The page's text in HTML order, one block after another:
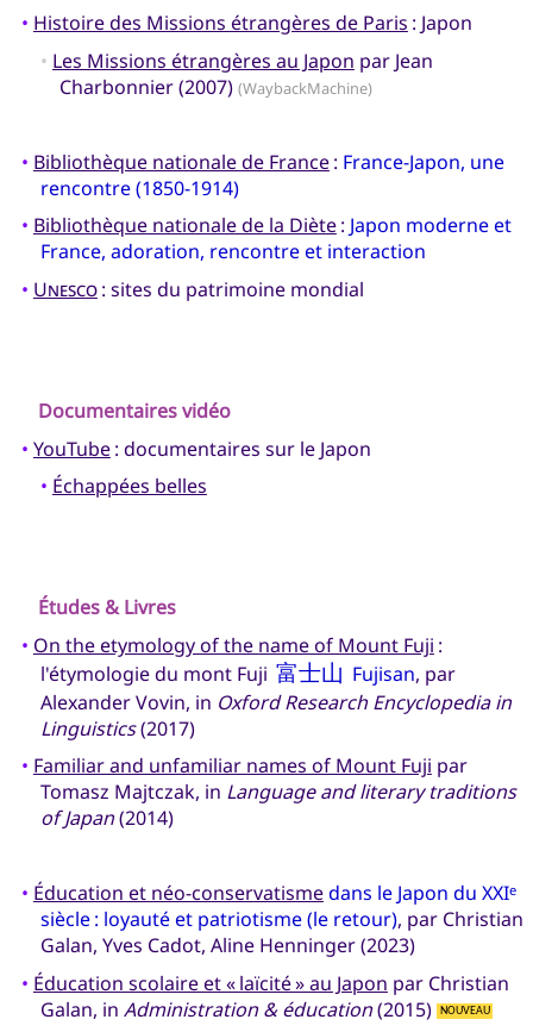
• Histoire des Missions étrangères de Paris : Japon
• Les Missions étrangères au Japon par Jean
Charbonnier (2007) (WaybackMachine)
• Bibliothèque nationale de France: France-Japon, une
rencontre (1850-1914)
• Bibliothèque nationale de la Diète: Japon moderne et
France, adoration, rencontre et interaction
• Unesco: sites du patrimoine mondial
Documentaires vidéo
• YouTube: documentaires sur le Japon
• Échappées belles
Études & Livres
• On the etymology of the name of Mount Fuji :
l'étymologie du mont Fuji 富士山 Fujisan, par
Alexander Vovin, in Oxford Research Encyclopedia in
Linguistics(2017)
• Familiar and unfamiliar names of Mount Fuji par
Tomasz Majtczak, in Language and literary traditions
of Japan(2014)
• Éducation et néo-conservatismedans le Japon du XXIe
siècle : loyauté et patriotisme (le retour), par Christian
Galan, Yves Cadot, Aline Henninger (2023)
• Éducation scolaire et « laïcité » au Japon par Christian
Galan, in Administration & éducation(2015) NOUVEAU